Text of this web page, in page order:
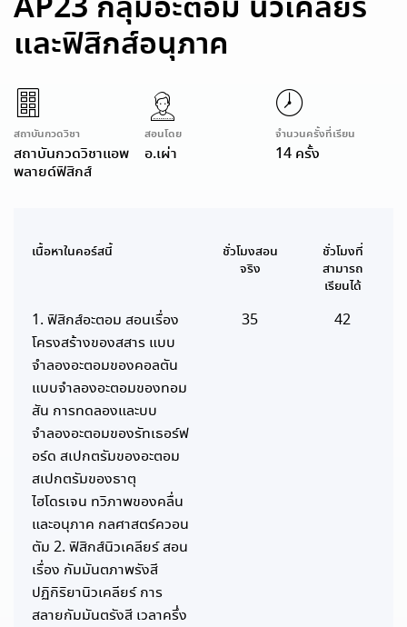
และฟิสิกส์อนุภาค
สถาบันกวดวิชา
สถาบันกวดวิชาแอพ
พลายด์ฟิสิกส์
สอนโดย
อ.เผ่า
จำนวนครั้งที่เรียน
14 ครั้ง
เนื้อหาในคอร์สนี้
ชั่วโมงสอน
จริง
ชั่วโมงที่
สามารถ
เรียนได้
1. ฟิสิกส์อะตอม สอนเรื่อง
โครงสร้างของสสาร แบบ
จำลองอะตอมของคอลตัน
แบบจำลองอะตอมของทอม
สัน การทดลองและบบ
จำลองอะตอมของรัทเธอร์ฟ
อร์ด สเปกตรัมของอะตอม
สเปกตรัมของธาตุ
ไฮโดรเจน ทวิภาพของคลื่น
และอนุภาค กลศาสตร์ควอน
ตัม 2. ฟิสิกส์นิวเคลียร์ สอน
เรื่อง กัมมันตภาพรังสี
ปฏิกิริยานิวเคลียร์ การ
สลายกัมมันตรังสี เวลาครึ่ง
35 42